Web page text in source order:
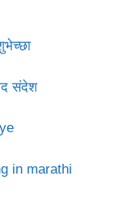
संदेश
in marathi